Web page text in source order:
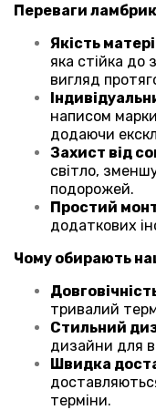
Переваги
Якість
яка стійка до
вигляд
написом
додаючи
Захист від
світло,
подорожей.
Простий
додаткових
Чому обирають
тривалий
Стильний
дизайни для
Швидка
терміни.